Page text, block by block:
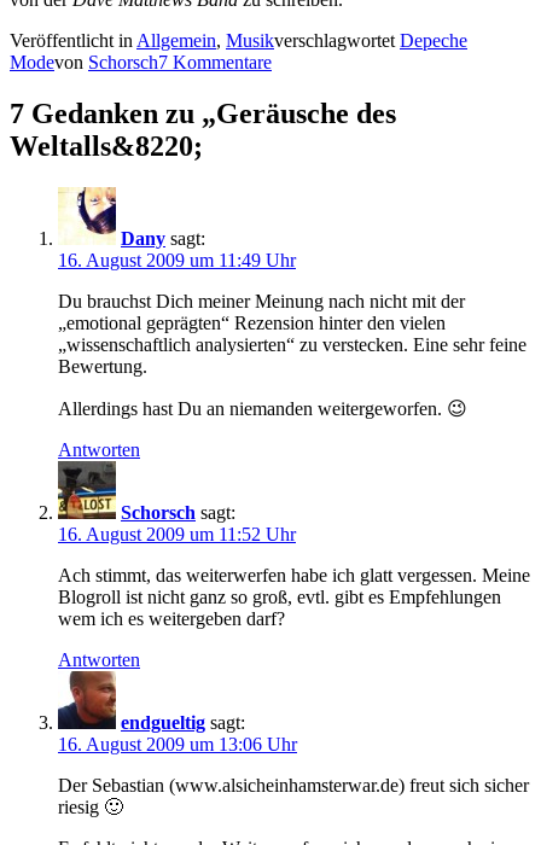
Veröffentlicht in Allgemein, Musikverschlagwortet Depeche
Modevon Schorsch7 Kommentare
7 Gedanken zu „Geräusche des
Weltalls&8220;
Dany sagt:
16. August 2009 um 11:49 Uhr
Du brauchst Dich meiner Meinung nach nicht mit der
„emotional geprägten“ Rezension hinter den vielen
„wissenschaftlich analysierten“ zu verstecken. Eine sehr feine
Bewertung.
Allerdings hast Du an niemanden weitergeworfen. 😉
Antworten
Schorsch sagt:
16. August 2009 um 11:52 Uhr
Ach stimmt, das weiterwerfen habe ich glatt vergessen. Meine
Blogroll ist nicht ganz so groß, evtl. gibt es Empfehlungen
wem ich es weitergeben darf?
Antworten
endgueltig sagt:
16. August 2009 um 13:06 Uhr
Der Sebastian (www.alsicheinhamsterwar.de) freut sich sicher
riesig 🙂